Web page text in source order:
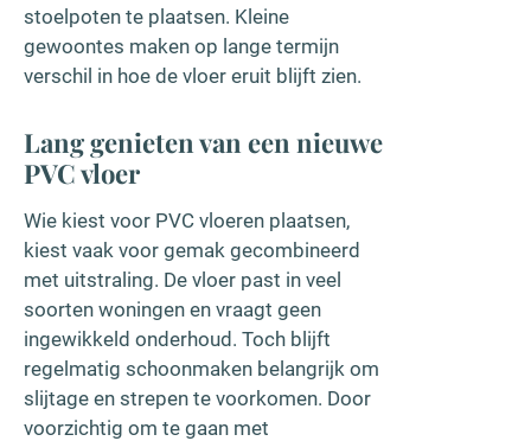
stoelpoten te plaatsen. Kleine
gewoontes maken op lange termijn
verschil in hoe de vloer eruit blijft zien.
Lang genieten van een nieuwe
PVC vloer
Wie kiest voor PVC vloeren plaatsen,
kiest vaak voor gemak gecombineerd
met uitstraling. De vloer past in veel
soorten woningen en vraagt geen
ingewikkeld onderhoud. Toch blijft
regelmatig schoonmaken belangrijk om
slijtage en strepen te voorkomen. Door
voorzichtig om te gaan met